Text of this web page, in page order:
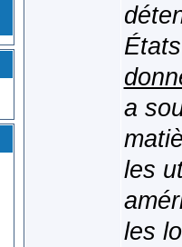
a
les
les